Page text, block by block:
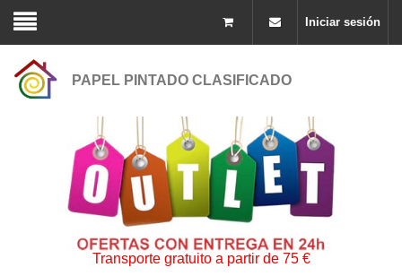
Iniciar sesión
PAPEL PINTADO CLASIFICADO
Transporte gratuito a partir de 75 €